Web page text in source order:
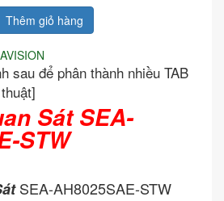
Thêm giỏ hàng
sau để phân thành nhiều TAB
Sát SEA-
STW
SEA-AH8025SAE-STW